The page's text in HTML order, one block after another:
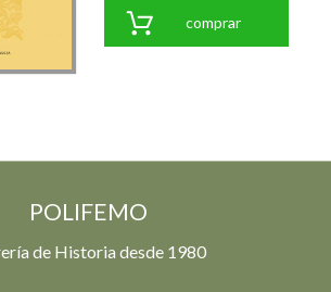
comprar
POLIFEMO
de Historia desde 1980